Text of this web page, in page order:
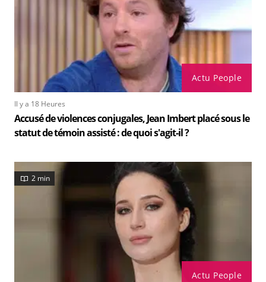
Actu People
Il y a 18 Heures
Accusé de violences conjugales, Jean Imbert placé sous le
statut de témoin assisté : de quoi s'agit-il ?
Actu People
2 min